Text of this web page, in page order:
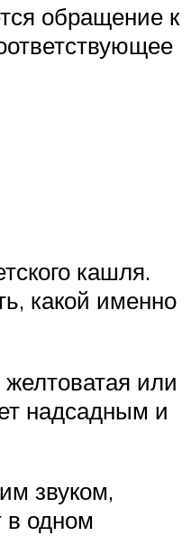
обращение к
кашля.
какой именно
или
надсадным и
звуком,
в одном